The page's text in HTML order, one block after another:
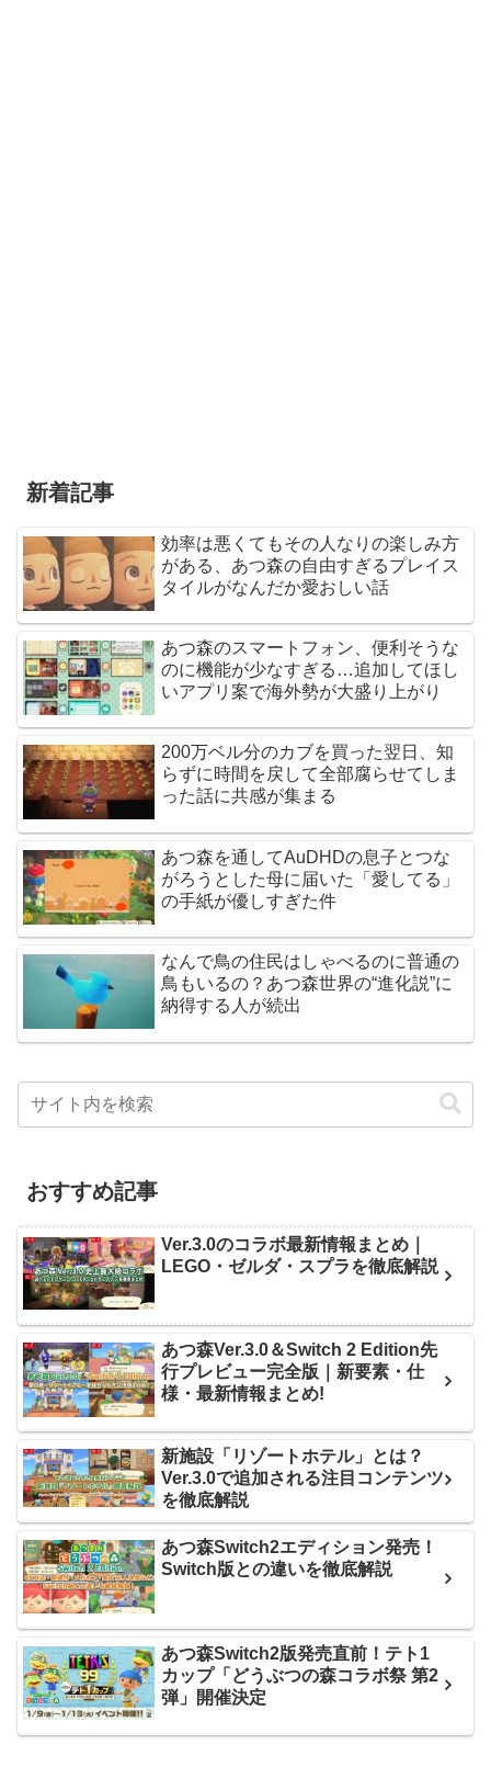
新着記事
効率は悪くてもその人なりの楽しみ方
がある、あつ森の自由すぎるプレイス
タイルがなんだか愛おしい話
あつ森のスマートフォン、便利そうな
のに機能が少なすぎる…追加してほし
いアプリ案で海外勢が大盛り上がり
200万ベル分のカブを買った翌日、知
らずに時間を戻して全部腐らせてしま
った話に共感が集まる
あつ森を通してAuDHDの息子とつな
がろうとした母に届いた「愛してる」
の手紙が優しすぎた件
なんで鳥の住民はしゃべるのに普通の
鳥もいるの？あつ森世界の“進化説”に
納得する人が続出
おすすめ記事
Ver.3.0のコラボ最新情報まとめ｜
LEGO・ゼルダ・スプラを徹底解説
あつ森Ver.3.0＆Switch 2 Edition先
行プレビュー完全版｜新要素・仕
様・最新情報まとめ!
新施設「リゾートホテル」とは？
Ver.3.0で追加される注目コンテンツ
を徹底解説
あつ森Switch2エディション発売！
Switch版との違いを徹底解説
あつ森Switch2版発売直前！テト1
カップ「どうぶつの森コラボ祭 第2
弾」開催決定